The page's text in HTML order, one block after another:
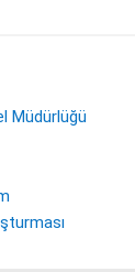
Müdürlüğü